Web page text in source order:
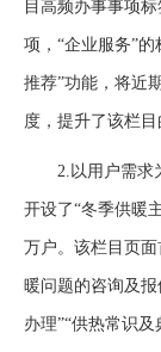
目高频办事事项
项，“企业服务”
推荐”功能，将近
度，提升了该栏目
2.以用户需求为
开设了“冬季供暖
万户。该栏目页
暖问题的咨询及报
办理”“供热常识